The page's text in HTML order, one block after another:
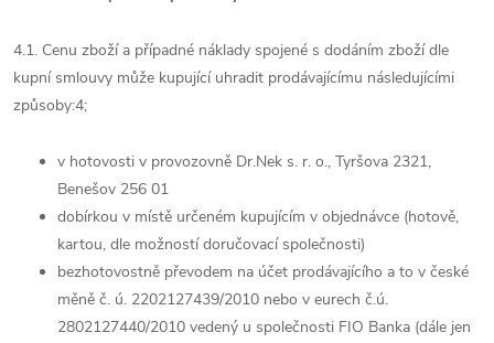
4.1. Cenu zboží a případné náklady spojené s dodáním zboží dle
kupní smlouvy může kupující uhradit prodávajícímu následujícími
způsoby:4;
v hotovosti v provozovně Dr.Nek s. r. o., Tyršova 2321,
Benešov 256 01
dobírkou v místě určeném kupujícím v objednávce (hotově,
kartou, dle možností doručovací společnosti)
bezhotovostně převodem na účet prodávajícího a to v české
měně č. ú. 2202127439/2010 nebo v eurech č.ú.
2802127440/2010 vedený u společnosti FIO Banka (dále jen